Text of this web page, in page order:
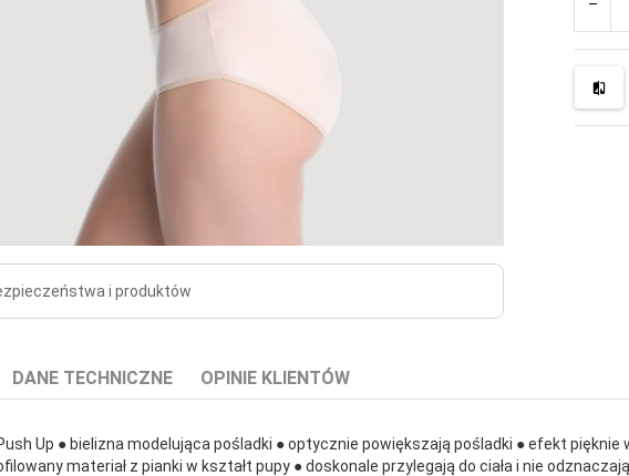
i produktów
DANE TECHNICZNE OPINIE KLIENTÓW
Up ● bielizna modelująca pośladki ● optycznie powiększają pośladki ● efekt
materiał z pianki w kształt pupy ● doskonale przylegają do ciała i nie